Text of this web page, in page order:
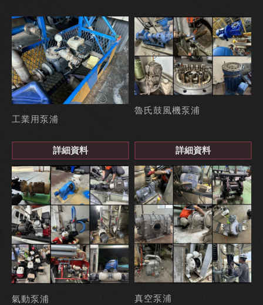
工業用泵浦
詳細資料
魯氏鼓風機泵浦
詳細資料
氣動泵浦 真空泵浦